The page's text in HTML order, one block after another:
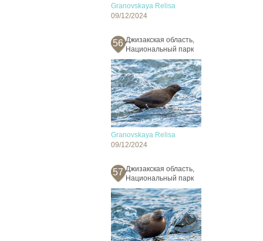
Granovskaya Relisa
09/12/2024
56 Джизакская область,
Национальный парк
Granovskaya Relisa
09/12/2024
57 Джизакская область,
Национальный парк